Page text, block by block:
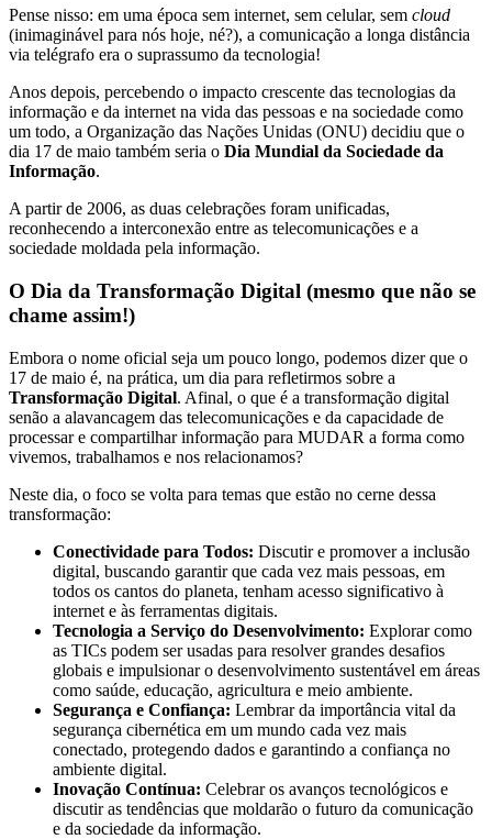
Pense nisso: em uma época sem internet, sem celular, sem cloud
(inimaginável para nós hoje, né?), a comunicação a longa distância
via telégrafo era o suprassumo da tecnologia!
Anos depois, percebendo o impacto crescente das tecnologias da
informação e da internet na vida das pessoas e na sociedade como
um todo, a Organização das Nações Unidas (ONU) decidiu que o
dia 17 de maio também seria o Dia Mundial da Sociedade da
Informação.
A partir de 2006, as duas celebrações foram unificadas,
reconhecendo a interconexão entre as telecomunicações e a
sociedade moldada pela informação.
O Dia da Transformação Digital (mesmo que não se
chame assim!)
Embora o nome oficial seja um pouco longo, podemos dizer que o
17 de maio é, na prática, um dia para refletirmos sobre a
Transformação Digital. Afinal, o que é a transformação digital
senão a alavancagem das telecomunicações e da capacidade de
processar e compartilhar informação para MUDAR a forma como
vivemos, trabalhamos e nos relacionamos?
Neste dia, o foco se volta para temas que estão no cerne dessa
transformação:
Conectividade para Todos: Discutir e promover a inclusão
digital, buscando garantir que cada vez mais pessoas, em
todos os cantos do planeta, tenham acesso significativo à
internet e às ferramentas digitais.
Tecnologia a Serviço do Desenvolvimento: Explorar como
as TICs podem ser usadas para resolver grandes desafios
globais e impulsionar o desenvolvimento sustentável em áreas
como saúde, educação, agricultura e meio ambiente.
Segurança e Confiança: Lembrar da importância vital da
segurança cibernética em um mundo cada vez mais
conectado, protegendo dados e garantindo a confiança no
ambiente digital.
Inovação Contínua: Celebrar os avanços tecnológicos e
discutir as tendências que moldarão o futuro da comunicação
e da sociedade da informação.